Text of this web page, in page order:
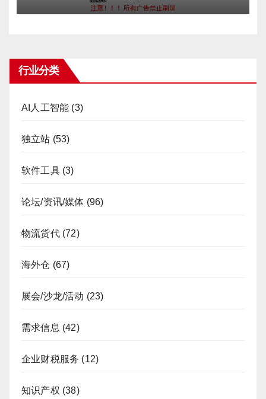
行业分类
AI人工智能 (3)
独立站 (53)
软件工具(3)
论坛/资讯/媒体 (96)
物流货代(72)
海外仓 (67)
展会/沙龙/活动 (23)
需求信息 (42)
企业财税服务 (12)
知识产权 (38)